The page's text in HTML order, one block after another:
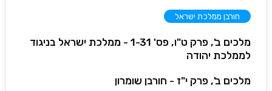
חורבן ממלכת ישראל
מלכים ב', פרק ט"ו, פס' 1-31 - ממלכת ישראל בניגוד
לממלכת יהודה
מלכים ב', פרק י"ז - חורבן שומרון